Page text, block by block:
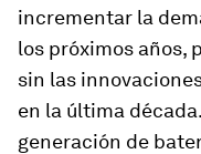
incrementar la
los próximos años,
sin las
en la última
generación de